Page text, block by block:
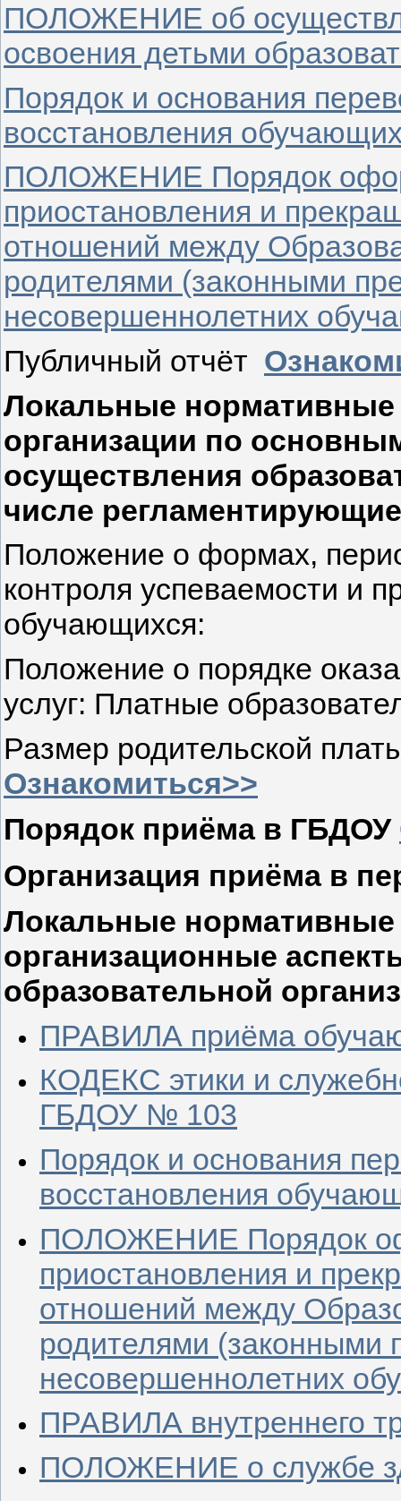
ПОЛОЖЕНИЕ об
освоения детьми
Порядок и основания
восстановления
ПОЛОЖЕНИЕ Порядок
приостановления и
отношений между
родителями (законными
несовершеннолетних
Публичный отчёт
Локальные нормативные
организации по
осуществления
числе
Положение о формах,
контроля успеваемости и
обучающихся:
Положение о порядке
услуг: Платные
Размер родительской
Ознакомиться>>
Порядок приёма в ГБДОУ
Организация приёма в
Локальные
организационные
образовательной
ПРАВИЛА приёма
КОДЕКС этики и
ГБДОУ № 103
Порядок и основания
восстановления
ПОЛОЖЕНИЕ Порядок
приостановления и
отношений между
родителями (законными
несовершеннолетних
ПРАВИЛА внутреннего
ПОЛОЖЕНИЕ о службе